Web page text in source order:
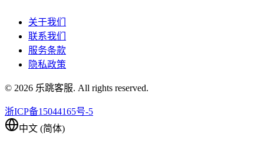
关于我们
联系我们
服务条款
隐私政策
© 2026 乐跳客服. All rights reserved.
浙ICP备15044165号-5
中文 (简体)